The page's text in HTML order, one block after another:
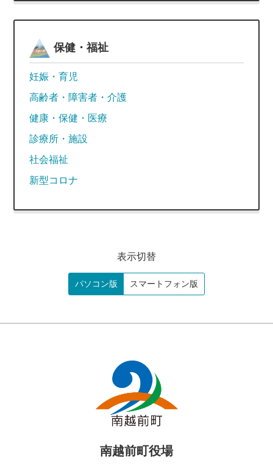
保健・福祉
妊娠・育児
高齢者・障害者・介護
健康・保健・医療
診療所・施設
社会福祉
新型コロナ
表示切替
パソコン版 スマートフォン版
南越前町役場